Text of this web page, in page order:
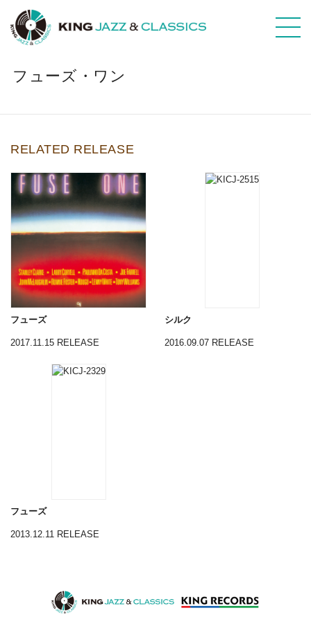
フューズ・ワン
RELATED RELEASE
フューズ
2017.11.15 RELEASE
シルク
2016.09.07 RELEASE
フューズ
2013.12.11 RELEASE